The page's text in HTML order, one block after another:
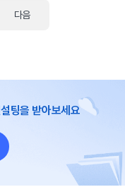
다음
팅을 받아보세요